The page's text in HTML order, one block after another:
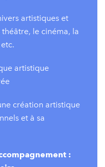
artistiques et
le cinéma, la
artistique
création artistique
et à sa
: